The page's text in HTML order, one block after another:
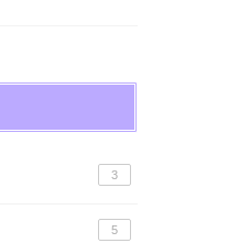
3
5